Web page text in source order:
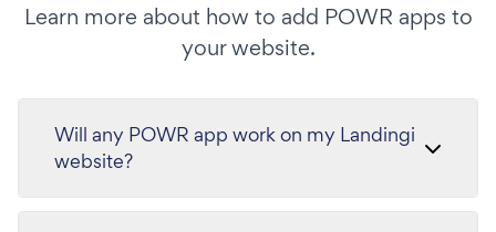
Learn more about how to add POWR apps to
your website.
Will any POWR app work on my Landingi
website?